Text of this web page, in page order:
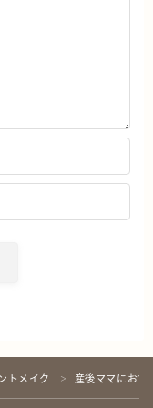
トメイク ＞ 産後ママにおす